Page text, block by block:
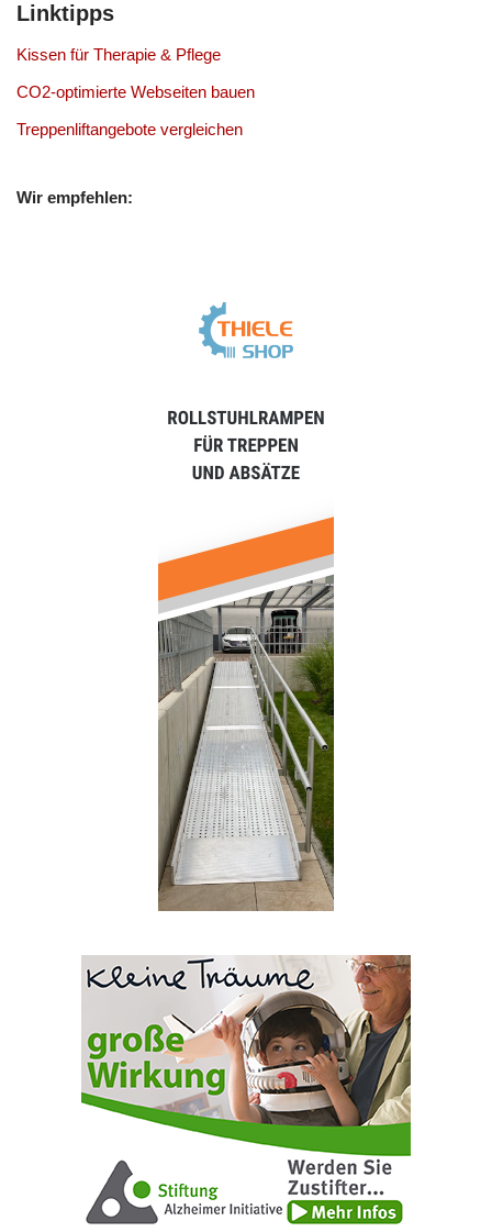
Linktipps
Kissen für Therapie & Pflege
CO2-optimierte Webseiten bauen
Treppenliftangebote vergleichen
Wir empfehlen: